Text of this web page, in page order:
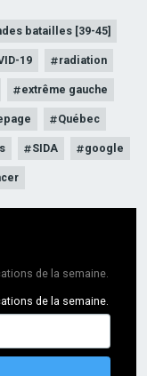
batailles [39-45]
19 radiation
extrême gauche
Québec
SIDA google
de la semaine.
de la semaine.